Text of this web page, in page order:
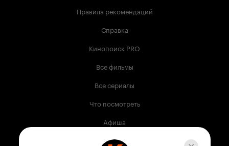
Правила рекомендаций
Справка
Кинопоиск PRO
Все фильмы
Все сериалы
Что посмотреть
Афиша
Музыка